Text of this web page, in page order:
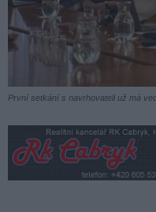
První setkání s navrhovateli už má